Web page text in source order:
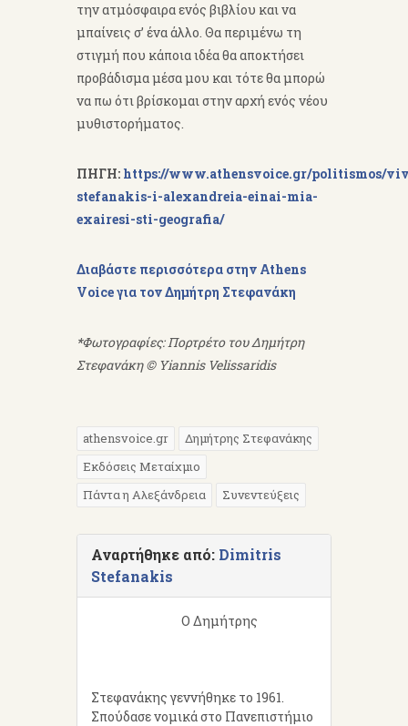
την ατμόσφαιρα ενός βιβλίου και να
μπαίνεις σ’ ένα άλλο. Θα περιμένω τη
στιγμή που κάποια ιδέα θα αποκτήσει
προβάδισμα μέσα μου και τότε θα μπορώ
να πω ότι βρίσκομαι στην αρχή ενός νέου
μυθιστορήματος.
ΠΗΓΗ: https://www.athensvoice.gr/politismos/
stefanakis-i-alexandreia-einai-mia-
exairesi-sti-geografia/
Διαβάστε περισσότερα στην Athens
Voice για τον Δημήτρη Στεφανάκη
*Φωτογραφίες: Πορτρέτο του Δημήτρη
Στεφανάκη © Yiannis Velissaridis
athensvoice.gr
Δημήτρης Στεφανάκης
Εκδόσεις Μεταίχμιο
Πάντα η Αλεξάνδρεια
Συνεντεύξεις
Αναρτήθηκε από: Dimitris
Stefanakis
Ο Δημήτρης
Στεφανάκης γεννήθηκε το 1961.
Σπούδασε νομικά στο Πανεπιστήμιο